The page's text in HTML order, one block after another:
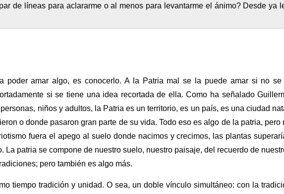
de líneas para aclararme o al menos para levantarme el ánimo? Desde ya
poder amar algo, es conocerlo. A la Patria mal se la puede amar si no se
si se tiene una idea recortada de ella. Como ha señalado
niños y adultos, la Patria es un territorio, es un país, es una ciudad
o donde pasaron gran parte de su vida. Todo eso es algo de la patria, pero
fuera el apego al suelo donde nacimos y crecimos, las plantas
La patria se compone de nuestro suelo, nuestro paisaje, del recuerdo de
pero también es algo más.
tiempo tradición y unidad. O sea, un doble vínculo simultáneo: con la